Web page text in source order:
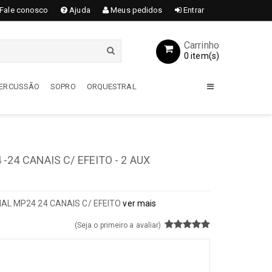
Fale conosco Ajuda Meus pedidos Entrar
Carrinho
0 item(s)
SOPRO ORQUESTRAL
Encordoamentos
Pedais / Pedaleiras
24 CANAIS C/ EFEITO - 2 AUX
MP24 24 CANAIS C/ EFEITO ver mais
(Seja o primeiro a avaliar)